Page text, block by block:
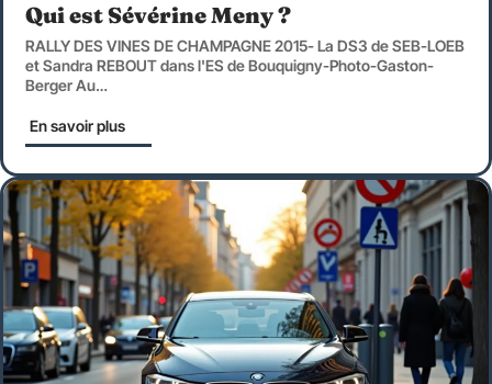
Qui est Sévérine Meny ?
RALLY DES VINES DE CHAMPAGNE 2015- La DS3 de SEB-LOEB
et Sandra REBOUT dans l'ES de Bouquigny-Photo-Gaston-
Berger Au…
En savoir plus